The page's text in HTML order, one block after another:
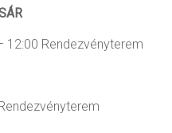
12:00 Rendezvényterem